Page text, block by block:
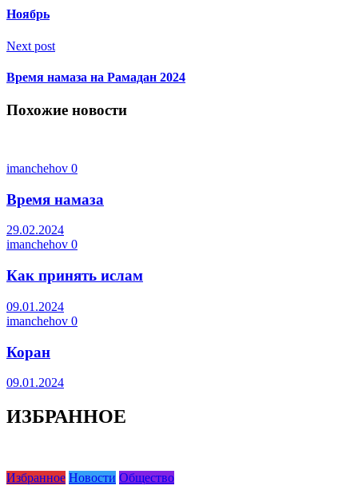
Ноябрь
Next post
Время намаза на Рамадан 2024
Похожие новости
imanchehov 0
Время намаза
29.02.2024
imanchehov 0
Как принять ислам
09.01.2024
imanchehov 0
Коран
09.01.2024
ИЗБРАННОЕ
Избранное Новости Общество